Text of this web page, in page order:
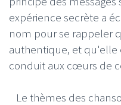
expérience secrète a
nom pour se rappeler
authentique, et qu'elle
conduit aux cœurs de
Le thèmes des